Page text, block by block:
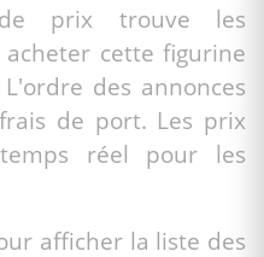
prix trouve les
cette figurine
des annonces
de port. Les prix
réel pour les
afficher la liste des